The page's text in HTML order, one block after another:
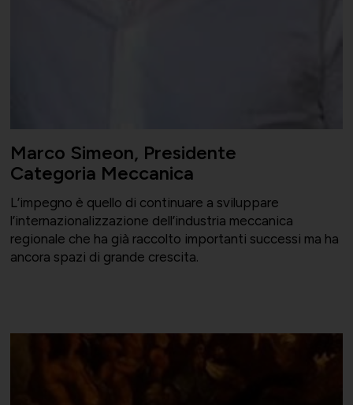
Marco Simeon, Presidente
Categoria Meccanica
L’impegno è quello di continuare a sviluppare
l’internazionalizzazione dell’industria meccanica
regionale che ha già raccolto importanti successi ma ha
ancora spazi di grande crescita.